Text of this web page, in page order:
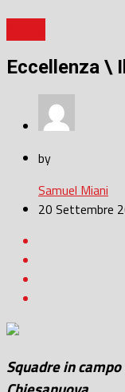
Eccellenza \
by
Samuel Miani
20 Settembre
Squadre in